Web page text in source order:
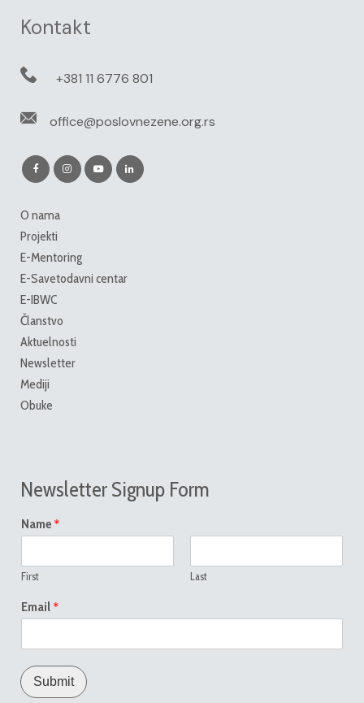
Kontakt
+381 11 6776 801
office@poslovnezene.org.rs
O nama
Projekti
E-Mentoring
E-Savetodavni centar
E-IBWC
Članstvo
Aktuelnosti
Newsletter
Mediji
Obuke
Newsletter Signup Form
Name *
First Last
Email *
Submit